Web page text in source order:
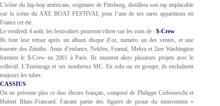
L’icône du hip-hop américain, originaire de Pittsburg, distillera son rap implacable
sur la scène du AXE BOAT FESTIVAL pour l’une de ses rares apparitions en
France cet été.
Le vendredi 4 août, les festivaliers pourront vibrer sur les sons de : $-Crew
Ils font leur retour après un album disque d’or, numéro un des ventes, et une
tournée des Zéniths. Amis d’enfance, Nekfeu, Framal, Mekra et 2zer Washington
forment le $-Crew en 2001 à Paris. Ils montent alors plusieurs projets avec le
collectif. L’Entourage et ses nombreux MC. En solo ou en groupe, ils enchaînent
toujours les tubes.
CASSIUS
On ne présente plus ce duo électro français, composé de Philippe Cerboneschi et
Hubert Blanc-Francard. Faisant partie des figures de proue du mouvement «